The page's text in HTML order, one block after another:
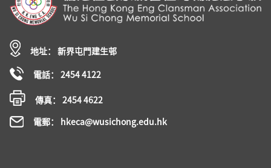
地址： 新界屯門建生邨
電話： 2454 4122
傳真： 2454 4622
電郵： hkeca@wusichong.edu.hk